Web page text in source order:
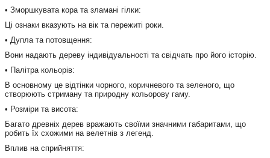
• Зморшкувата кора та зламані гілки:
Ці ознаки вказують на вік та пережиті роки.
• Дупла та потовщення:
Вони надають дереву індивідуальності та свідчать про його історію.
• Палітра кольорів:
В основному це відтінки чорного, коричневого та зеленого, що
створюють стриману та природну кольорову гаму.
• Розміри та висота:
Багато древніх дерев вражають своїми значними габаритами, що
робить їх схожими на велетнів з легенд.
Вплив на сприйняття: